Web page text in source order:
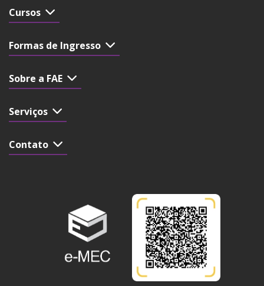
Cursos
Formas de Ingresso
Sobre a FAE
Serviços
Contato